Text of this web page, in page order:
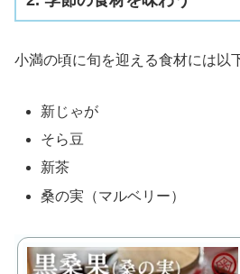
小満の頃に旬を迎える食材には以
新じゃが
そら豆
新茶
桑の実（マルベリー）